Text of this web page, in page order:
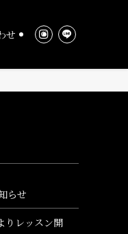
せ
らせ
りレッスン開